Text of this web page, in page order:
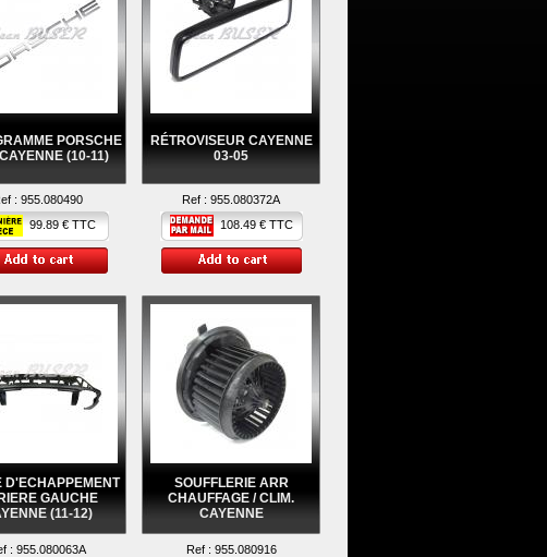
PORSCHE
(10-11)
: 955.080490
99.89 € TTC
RÉTROVISEUR CAYENNE
03-05
Ref : 955.080372A
108.49 € TTC
D'ECHAPPEMENT
GAUCHE
(11-12)
: 955.080063A
SOUFFLERIE ARR
CHAUFFAGE / CLIM.
CAYENNE
Ref : 955.080916